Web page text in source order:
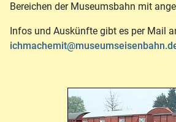
Bereichen der Museumsbahn mit
Infos und Auskünfte gibt es per Mail